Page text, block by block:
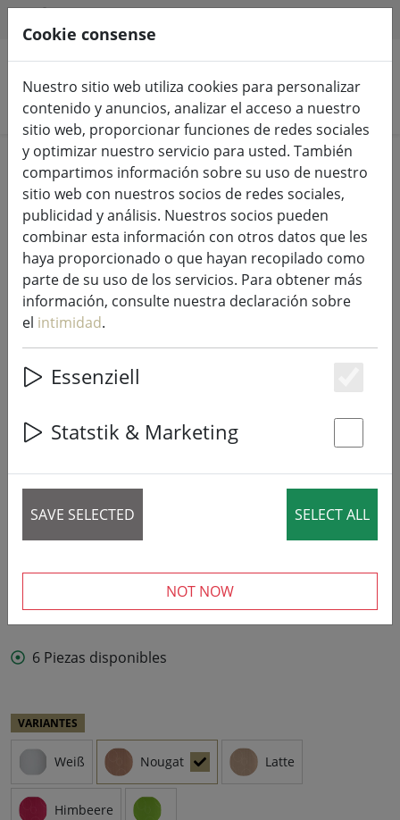
Buscar productos
Home Venta..
Mantel individual Confett con
círculos turrón 30 x 40cm
44% DISCOUNT
6 Piezas disponibles
VARIANTES
Weiß Nougat Latte
Himbeere
Cookie consense
Nuestro sitio web utiliza cookies para personalizar
contenido y anuncios, analizar el acceso a nuestro
sitio web, proporcionar funciones de redes sociales
y optimizar nuestro servicio para usted. También
compartimos información sobre su uso de nuestro
sitio web con nuestros socios de redes sociales,
publicidad y análisis. Nuestros socios pueden
combinar esta información con otros datos que les
haya proporcionado o que hayan recopilado como
parte de su uso de los servicios. Para obtener más
información, consulte nuestra declaración sobre
el intimidad.
Essenziell
Statstik & Marketing
SAVE SELECTED SELECT ALL
NOT NOW